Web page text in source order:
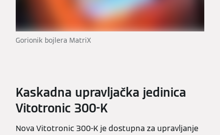
Gorionik bojlera MatriX
Kaskadna upravljačka jedinica
Vitotronic 300-K
Nova Vitotronic 300-K je dostupna za upravljanje